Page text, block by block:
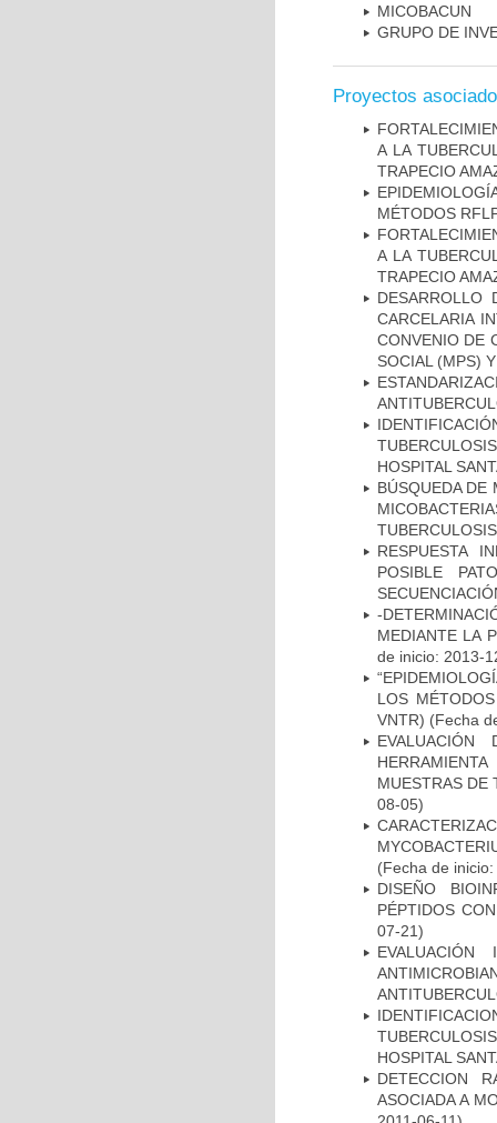
MICOBAC­UN
GRUPO DE
Proyectos
A LA
TRAPECIO
MÉTODOS
A LA
TRAPECIO
CARCELARIA
CONVENIO DE
SOCIAL (MPS)
HOSPITAL
BÚSQUEDA DE
RESPUESTA
POSIBLE
-
MEDIANTE LA
de inicio: 2013-
LOS
VNTR) (Fecha
MUESTRAS DE
08-05)
(Fecha de
DISEÑO
PÉPTIDOS
07-21)
HOSPITAL
DETECCION
ASOCIADA A